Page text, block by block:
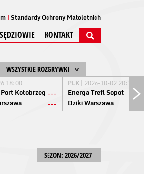
Standardy Ochrony Małoletnich
SĘDZIOWIE KONTAKT
WSZYSTKIE ROZGRYWKI
18:00
Kołobrzeg ---
---
PLK | 2026-10-02 20:15
Energa Trefl Sopot
Dziki Warszawa
SEZON: 2026/2027